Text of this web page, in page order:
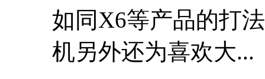
如同X6等产品的打
机另外还为喜欢大...